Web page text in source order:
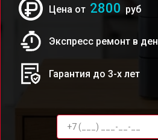
Цена от 2800 руб
Экспресс ремонт в
Гарантия до 3-х лет